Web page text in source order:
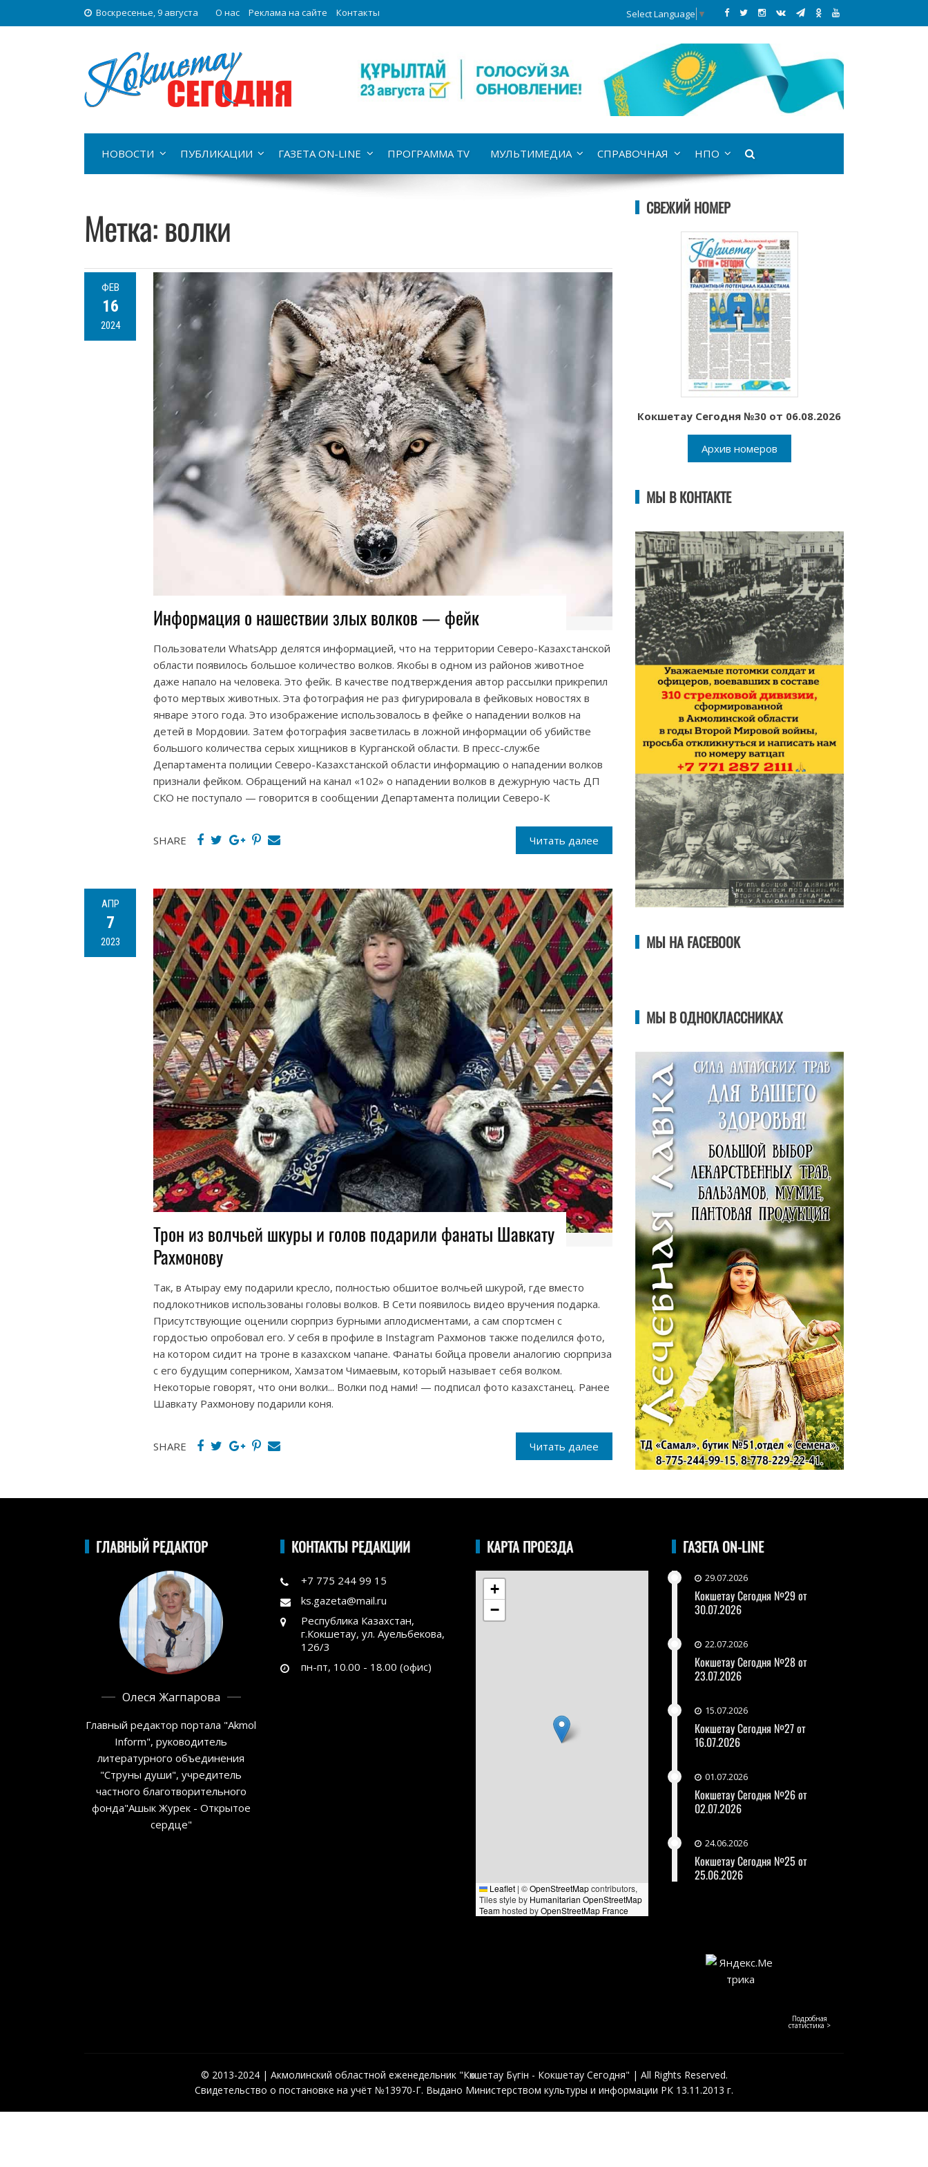
Воскресенье, 9 августа О нас Реклама на сайте Контакты Select Language ▼
НОВОСТИ ПУБЛИКАЦИИ ГАЗЕТА ON-LINE ПРОГРАММА TV МУЛЬТИМЕДИА СПРАВОЧНАЯ НПО
Метка:волки
ФЕВ
16
2024
Информация о нашествии злых волков — фейк
Пользователи WhatsApp делятся информацией, что на территории Северо-Казахстанской
области появилось большое количество волков. Якобы в одном из районов животное
даже напало на человека. Это фейк. В качестве подтверждения автор рассылки прикрепил
фото мертвых животных. Эта фотография не раз фигурировала в фейковых новостях в
январе этого года. Это изображение использовалось в фейке о нападении волков на
детей в Мордовии. Затем фотография засветилась в ложной информации об убийстве
большого количества серых хищников в Курганской области. В пресс-службе
Департамента полиции Северо-Казахстанской области информацию о нападении волков
признали фейком. Обращений на канал «102» о нападении волков в дежурную часть ДП
СКО не поступало — говорится в сообщении Департамента полиции Северо-К
Читать далее
SHARE
АПР
7
2023
Трон из волчьей шкуры и голов подарили фанаты Шавкату
Рахмонову
Так, в Атырау ему подарили кресло, полностью обшитое волчьей шкурой, где вместо
подлокотников использованы головы волков. В Сети появилось видео вручения подарка.
Присутствующие оценили сюрприз бурными аплодисментами, а сам спортсмен с
гордостью опробовал его. У себя в профиле в Instagram Рахмонов также поделился фото,
на котором сидит на троне в казахском чапане. Фанаты бойца провели аналогию сюрприза
с его будущим соперником, Хамзатом Чимаевым, который называет себя волком.
Некоторые говорят, что они волки... Волки под нами! — подписал фото казахстанец. Ранее
Шавкату Рахмонову подарили коня.
Читать далее
SHARE
СВЕЖИЙ НОМЕР
Кокшетау Сегодня №30 от 06.08.2026
Архив номеров
МЫ В КОНТАКТЕ
МЫ НА FACEBOOK
МЫ В ОДНОКЛАССНИКАХ
ГЛАВНЫЙ РЕДАКТОР
Олеся Жагпарова
Главный редактор портала "Akmol
Inform", руководитель
литературного объединения
"Струны души", учредитель
частного благотворительного
фонда"Ашык Журек - Открытое
сердце"
КОНТАКТЫ РЕДАКЦИИ
+7 775 244 99 15
ks.gazeta@mail.ru
Республика Казахстан,
г.Кокшетау, ул. Ауельбекова,
126/3
пн-пт, 10.00 - 18.00 (офис)
КАРТА ПРОЕЗДА
+
−
Leaflet | ©OpenStreetMapcontributors,
Tiles style by Humanitarian OpenStreetMap
Teamhosted byOpenStreetMap France
ГАЗЕТА ON-LINE
29.07.2026
Кокшетау Сегодня №29 от
30.07.2026
22.07.2026
Кокшетау Сегодня №28 от
23.07.2026
15.07.2026
Кокшетау Сегодня №27 от
16.07.2026
01.07.2026
Кокшетау Сегодня №26 от
02.07.2026
24.06.2026
Кокшетау Сегодня №25 от
25.06.2026
Подробная
статистика >
© 2013-2024 | Акмолинский областной еженедельник "Көкшетау Бүгін - Кокшетау Сегодня" | All Rights Reserved.
Свидетельство о постановке на учёт №13970-Г. Выдано Министерством культуры и информации РК 13.11.2013 г.